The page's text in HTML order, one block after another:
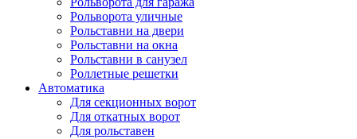
Рольворота уличные
Рольставни на двери
Рольставни на окна
Рольставни в санузел
Роллетные решетки
Автоматика
Для секционных ворот
Для откатных ворот
Для рольставен